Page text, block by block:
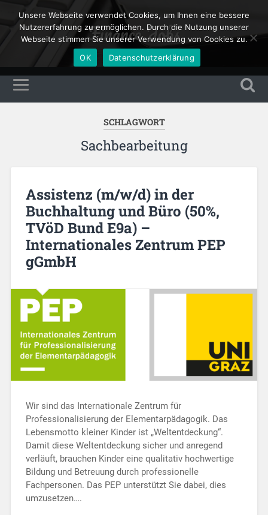
Finance Jobs
SCHLAGWORT
Sachbearbeitung
Assistenz (m/w/d) in der
Buchhaltung und Büro (50%,
TVöD Bund E9a) –
Internationales Zentrum PEP
gGmbH
Wir sind das Internationale Zentrum für
Professionalisierung der Elementarpädagogik. Das
Lebensmotto kleiner Kinder ist „Weltentdeckung“.
Damit diese Weltentdeckung sicher und anregend
verläuft, brauchen Kinder eine qualitativ hochwertige
Bildung und Betreuung durch professionelle
Fachpersonen. Das PEP unterstützt Sie dabei, dies
umzusetzen….
Unsere Webseite verwendet Cookies, um Ihnen eine bessere
Nutzererfahrung zu ermöglichen. Durch die Nutzung unserer
Webseite stimmen Sie unserer Verwendung von Cookies zu.
OK
Datenschutzerklärung